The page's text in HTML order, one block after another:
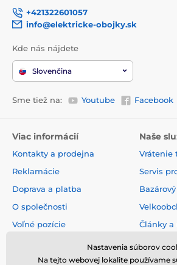
+421322601057
info@elektricke-obojky.sk
Kde nás nájdete
Slovenčina
Sme tiež na: Youtube Facebook
Viac informácií
Kontakty a prodejna
Reklamácie
Doprava a platba
O společnosti
Voľné pozície
Naše
Vrátenie
Servis
Články a
Nastavenia súborov
Na tejto webovej lokalite používame